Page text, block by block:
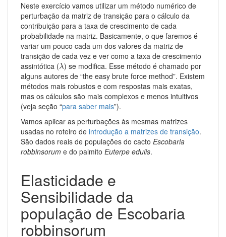
Neste exercício vamos utilizar um método numérico de
perturbação da matriz de transição para o cálculo da
contribuição para a taxa de crescimento de cada
probabilidade na matriz. Basicamente, o que faremos é
variar um pouco cada um dos valores da matriz de
transição de cada vez e ver como a taxa de crescimento
assintótica (λλ) se modifica. Esse método é chamado por
alguns autores de “the easy brute force method”. Existem
métodos mais robustos e com respostas mais exatas,
mas os cálculos são mais complexos e menos intuitivos
(veja seção “para saber mais”).
Vamos aplicar as perturbações às mesmas matrizes
usadas no roteiro de introdução a matrizes de transição.
São dados reais de populações do cacto Escobaria
robbinsorum e do palmito Euterpe edulis.
Elasticidade e
Sensibilidade da
população de Escobaria
robbinsorum